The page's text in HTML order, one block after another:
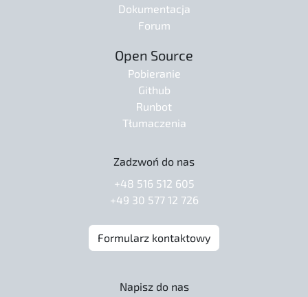
Dokumentacja
Forum
Open Source
Pobieranie
Github
Runbot
Tłumaczenia
Zadzwoń do nas
+48 516 512 605
+49 30 577 12 726
Formularz kontaktowy
Napisz do nas